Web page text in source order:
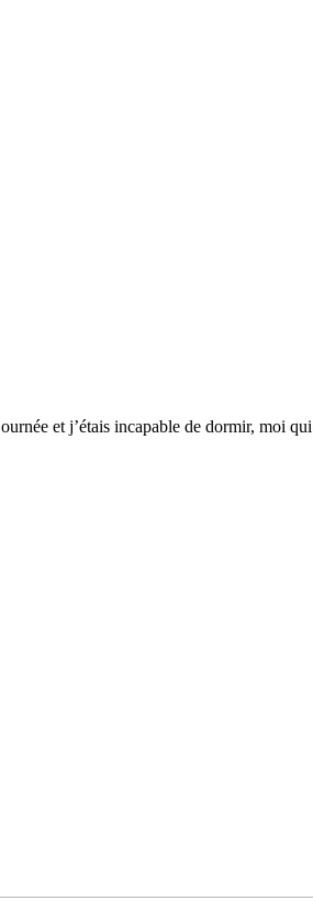
et j’étais incapable de dormir, moi